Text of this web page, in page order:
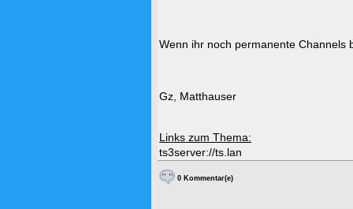
Wenn ihr noch permanente Channels
Gz, Matthauser
Links zum Thema:
ts3server://ts.lan
0 Kommentar(e)